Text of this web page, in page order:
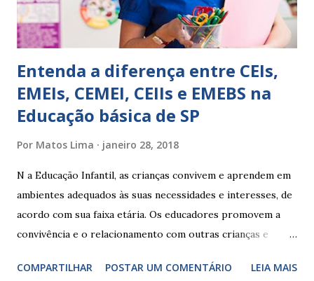
ambiente...
Entenda a diferença entre CEIs,
EMEIs, CEMEI, CEIIs e EMEBS na
Educação básica de SP
Por Matos Lima janeiro 28, 2018
N a Educação Infantil, as crianças convivem e aprendem em
ambientes adequados às suas necessidades e interesses, de
acordo com sua faixa etária. Os educadores promovem a
convivência e o relacionamento com outras crianças e
garantir o direito das crianças a uma educação integral e de
COMPARTILHAR POSTAR UM COMENTÁRIO LEIA MAIS